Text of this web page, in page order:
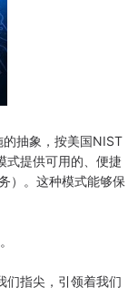
抽象，按美国NIST
式提供可用的、便捷
）。这种模式能够保
们指尖，引领着我们